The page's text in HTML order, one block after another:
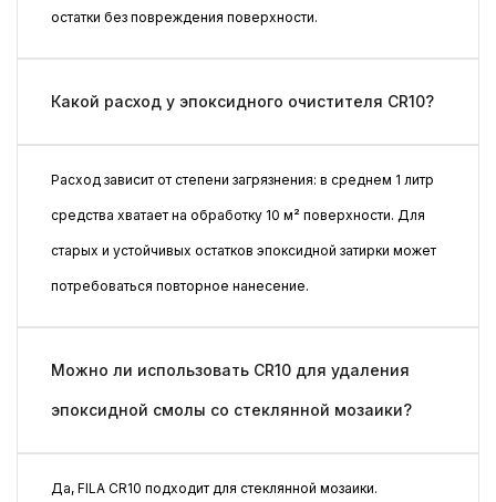
остатки без повреждения поверхности.
Какой расход у эпоксидного очистителя CR10?
Расход зависит от степени загрязнения: в среднем 1 литр
средства хватает на обработку 10 м² поверхности. Для
старых и устойчивых остатков эпоксидной затирки может
потребоваться повторное нанесение.
Можно ли использовать CR10 для удаления
эпоксидной смолы со стеклянной мозаики?
Да, FILA CR10 подходит для стеклянной мозаики.